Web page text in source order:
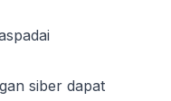
siber dapat